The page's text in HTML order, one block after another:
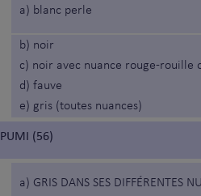
a) blanc perle
b) noir
c) noir avec nuance rouge-rouille
d) fauve
e) gris (toutes nuances)
PUMI (56)
a) GRIS DANS SES DIFFÉRENTES